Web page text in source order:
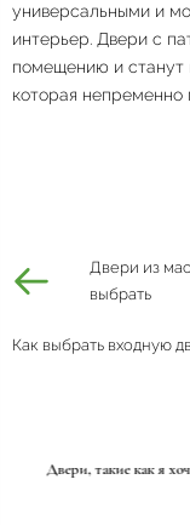
универсальными и
интерьер. Двери с
помещению и станут
которая непременно
Двери из
выбрать
Как выбрать входную
Двери, такие как я